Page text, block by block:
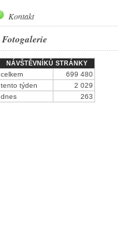
Kontakt
Fotogalerie
NÁVŠTĚVNÍKŮ STRÁNKY
celkem
699 480
tento týden
2 029
dnes
263